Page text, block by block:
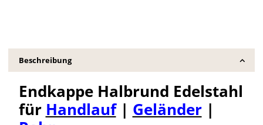
Beschreibung
Endkappe Halbrund Edelstahl
für Handlauf| Geländer|